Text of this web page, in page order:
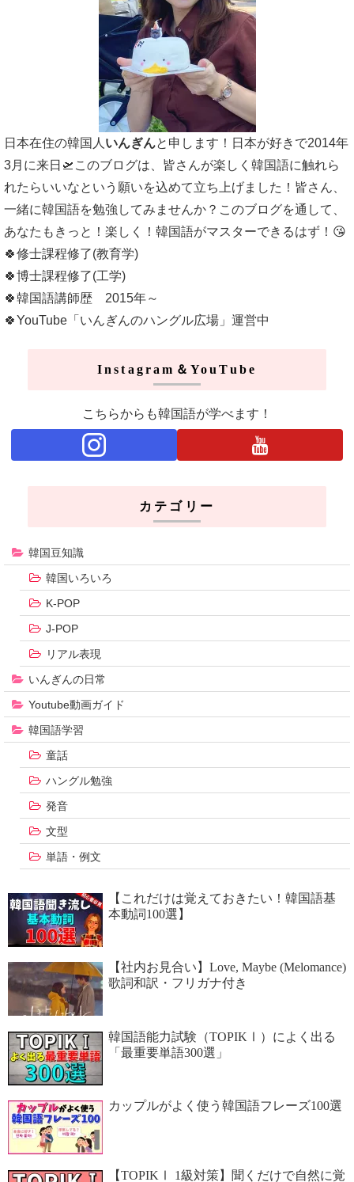
日本在住の韓国人 いんぎんと申します！日本が好きで2014年
3月に来日🛫このブログは、皆さんが楽しく韓国語に触れら
れたらいいなという願いを込めて立ち上げました！皆さん、
一緒に韓国語を勉強してみませんか？このブログを通して、
あなたもきっと！楽しく！韓国語がマスターできるはず！😘
🍀修士課程修了(教育学)
🍀博士課程修了(工学)
🍀韓国語講師歴 2015年～
🍀YouTube「いんぎんのハングル広場」運営中
Instagram＆YouTube
こちらからも韓国語が学べます！
カテゴリー
韓国豆知識
韓国いろいろ
K-POP
J-POP
リアル表現
いんぎんの日常
Youtube動画ガイド
韓国語学習
童話
ハングル勉強
発音
文型
単語・例文
【これだけは覚えておきたい！韓国語基
本動詞100選】
【社内お見合い】Love, Maybe (Melomance)
歌詞和訳・フリガナ付き
韓国語能力試験（TOPIKⅠ）によく出る
「最重要単語300選」
カップルがよく使う韓国語フレーズ100選
【TOPIKⅠ 1級対策】聞くだけで自然に覚